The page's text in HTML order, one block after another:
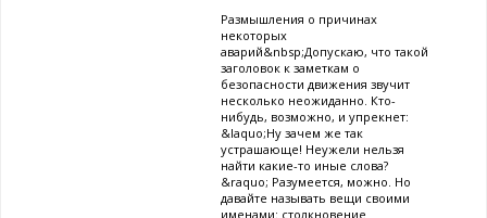
Размышления о причинах
некоторых
аварий&nbsp;Допускаю, что такой
заголовок к заметкам о
безопасности движения звучит
несколько неожиданно. Кто-
нибудь, возможно, и упрекнет:
&laquo;Ну зачем же так
устрашающе! Неужели нельзя
найти какие-то иные слова?
&raquo; Разумеется, можно. Но
давайте называть вещи своими
именами: столкновение